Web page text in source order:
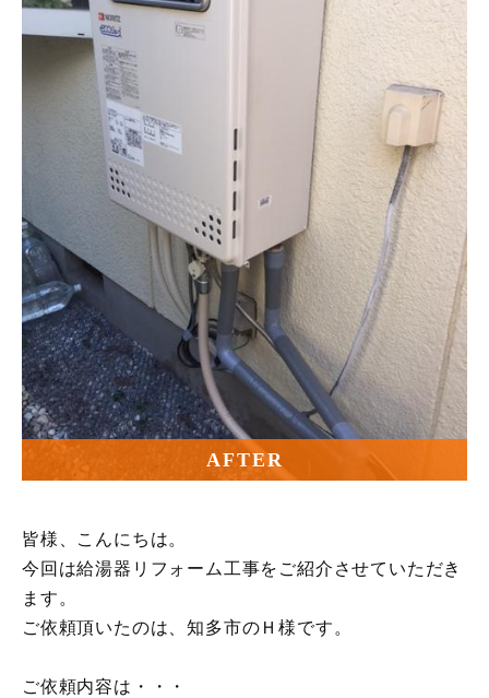
AFTER
皆様、こんにちは。
今回は給湯器リフォーム工事をご紹介させていただき
ます。
ご依頼頂いたのは、知多市のＨ様です。
ご依頼内容は・・・